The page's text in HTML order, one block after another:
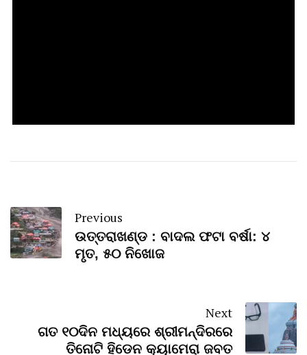
Previous
ଉତ୍ତରାଖଣ୍ଡ : ବାଦଲ ଫଟା ବର୍ଷା: ୪
ମୃତ, ୫୦ ନିଖୋଜ
Next
ଗତ ୧୦ଦିନ ମଧ୍ୟରେ ଶ୍ରୀମନ୍ଦିରରେ
ତିନୋଟି ହିଡେନ କ୍ୟାମେରା ଜବତ